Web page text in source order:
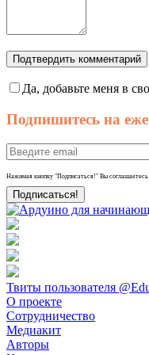
Подтвердить комментарий
Да, добавьте меня в
Подпишитесь на
Нажимая кнопку "Подписаться!" Вы соглашаетесь
Твиты пользователя
О проекте
Сотрудничество
Медиакит
Авторы